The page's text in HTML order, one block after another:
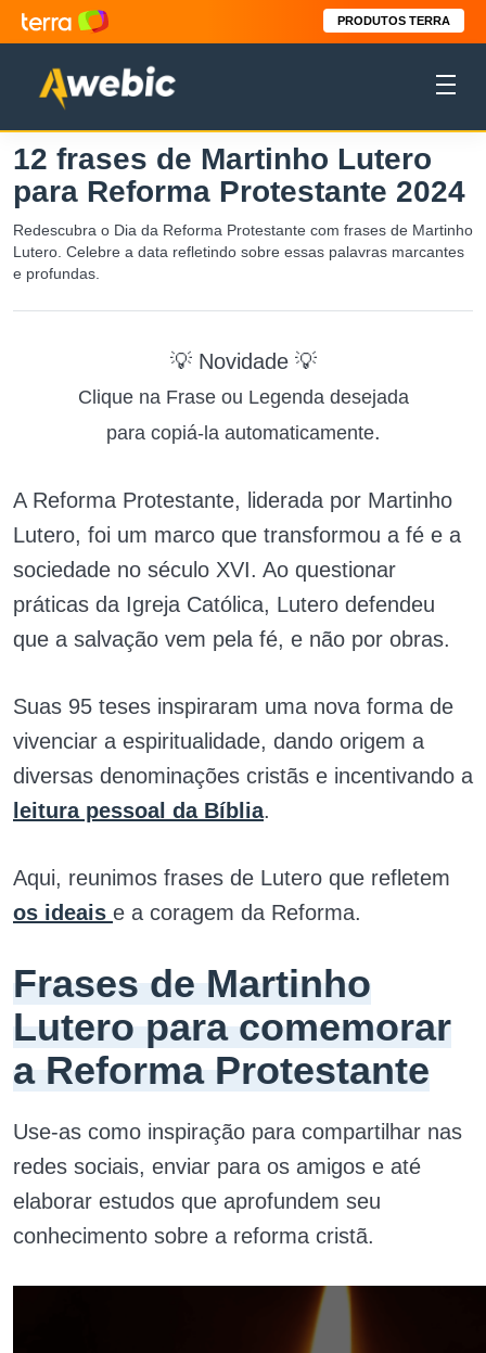
PRODUTOS TERRA
12 frases de Martinho Lutero
para Reforma Protestante 2024
Redescubra o Dia da Reforma Protestante com frases de Martinho
Lutero. Celebre a data refletindo sobre essas palavras marcantes
e profundas.
💡 Novidade 💡
Clique na Frase ou Legenda desejada
para copiá-la automaticamente.
A Reforma Protestante, liderada por Martinho
Lutero, foi um marco que transformou a fé e a
sociedade no século XVI. Ao questionar
práticas da Igreja Católica, Lutero defendeu
que a salvação vem pela fé, e não por obras.
Suas 95 teses inspiraram uma nova forma de
vivenciar a espiritualidade, dando origem a
diversas denominações cristãs e incentivando a
leitura pessoal da Bíblia.
Aqui, reunimos frases de Lutero que refletem
os ideais e a coragem da Reforma.
Frases de Martinho
Lutero para comemorar
a Reforma Protestante
Use-as como inspiração para compartilhar nas
redes sociais, enviar para os amigos e até
elaborar estudos que aprofundem seu
conhecimento sobre a reforma cristã.